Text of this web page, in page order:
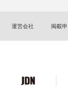
運営会社 掲載